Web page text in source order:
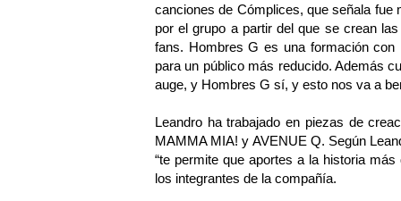
canciones de Cómplices, que señala
por el grupo a partir del que se crean
fans. Hombres G es una formación
para un público más reducido. Además
auge, y Hombres G sí, y esto nos va a
Leandro ha trabajado en piezas de
MAMMA MIA! y AVENUE Q. Según
“te permite que aportes a la historia
los integrantes de la compañía.